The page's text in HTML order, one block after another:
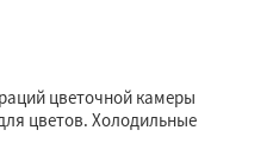
цветочной камеры
цветов. Холодильные